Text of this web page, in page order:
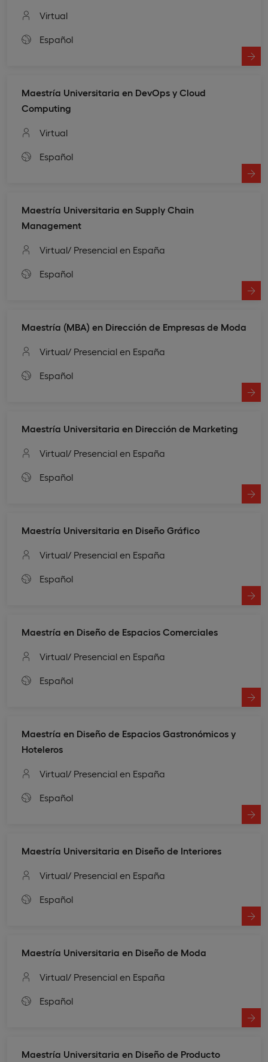
Virtual
Español
Maestría Universitaria en DevOps y Cloud
Computing
Virtual
Español
Maestría Universitaria en Supply Chain
Management
Virtual/ Presencial en España
Español
Maestría (MBA) en Dirección de Empresas de Moda
Virtual/ Presencial en España
Español
Maestría Universitaria en Dirección de Marketing
Virtual/ Presencial en España
Español
Maestría Universitaria en Diseño Gráfico
Virtual/ Presencial en España
Español
Maestría en Diseño de Espacios Comerciales
Virtual/ Presencial en España
Español
Maestría en Diseño de Espacios Gastronómicos y
Hoteleros
Virtual/ Presencial en España
Español
Maestría Universitaria en Diseño de Interiores
Virtual/ Presencial en España
Español
Maestría Universitaria en Diseño de Moda
Virtual/ Presencial en España
Español
Maestría Universitaria en Diseño de Producto